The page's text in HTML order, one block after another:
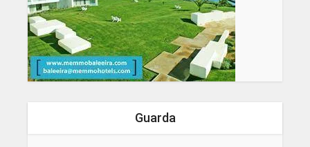
Guarda